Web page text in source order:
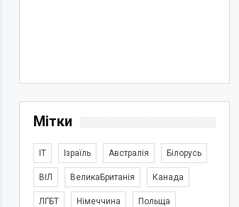
Мітки
IT Ізраїль Австралія Білорусь
ВІЛ ВеликаБританія Канада
ЛГБТ Німеччина Польща